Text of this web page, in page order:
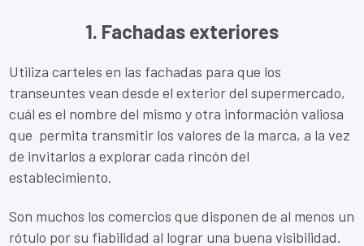
1. Fachadas exteriores
Utiliza carteles en las fachadas para que los
transeuntes vean desde el exterior del supermercado,
cuál es el nombre del mismo y otra información valiosa
que permita transmitir los valores de la marca, a la vez
de invitarlos a explorar cada rincón del
establecimiento.
Son muchos los comercios que disponen de al menos un
rótulo por su fiabilidad al lograr una buena visibilidad.